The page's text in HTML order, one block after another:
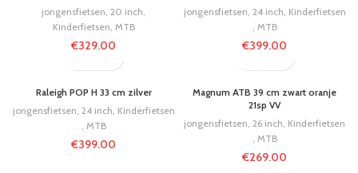
jongensfietsen 20 inch
Kinderfietsen MTB
€329.00
jongensfietsen 24 inch Kinderfietsen
MTB
€399.00
Raleigh POP H 33 cm zilver
jongensfietsen 24 inch Kinderfietsen
MTB
€399.00
Magnum ATB 39 cm zwart oranje
21sp VV
jongensfietsen 26 inch Kinderfietsen
MTB
€269.00